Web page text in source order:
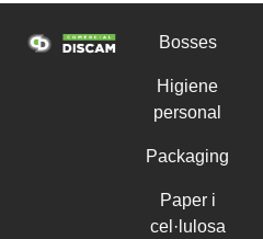
Bosses
Higiene
personal
Packaging
Paper i
cel·lulosa